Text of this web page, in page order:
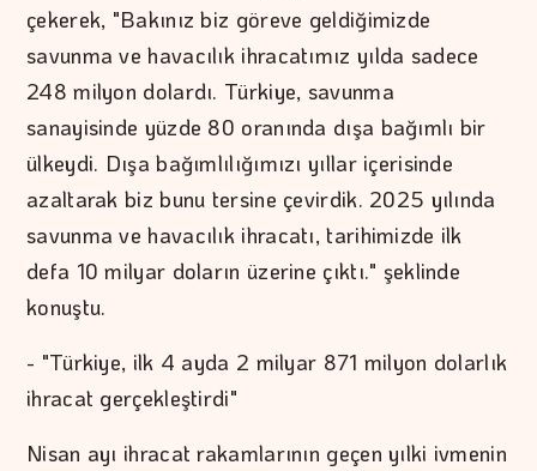
çekerek, "Bakınız biz göreve geldiğimizde
savunma ve havacılık ihracatımız yılda sadece
248 milyon dolardı. Türkiye, savunma
sanayisinde yüzde 80 oranında dışa bağımlı bir
ülkeydi. Dışa bağımlılığımızı yıllar içerisinde
azaltarak biz bunu tersine çevirdik. 2025 yılında
savunma ve havacılık ihracatı, tarihimizde ilk
defa 10 milyar doların üzerine çıktı." şeklinde
konuştu.
- "Türkiye, ilk 4 ayda 2 milyar 871 milyon dolarlık
ihracat gerçekleştirdi"
Nisan ayı ihracat rakamlarının geçen yılki ivmenin